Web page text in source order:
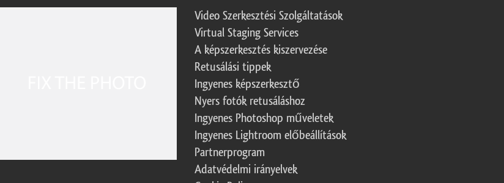
Video Szerkesztési Szolgáltatások
Virtual Staging Services
A képszerkesztés kiszervezése
Retusálási tippek
Ingyenes képszerkesztő
Nyers fotók retusáláshoz
Ingyenes Photoshop műveletek
Ingyenes Lightroom előbeállítások
Partnerprogram
Adatvédelmi irányelvek